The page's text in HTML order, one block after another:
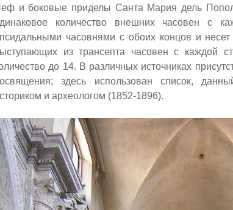
и боковые приделы Санта Мария дель
количество внешних часовен с
часовнями с обоих концов и
из трансепта часовен с каждой
до 14. В различных источниках
здесь использован список,
и археологом (1852-1896).